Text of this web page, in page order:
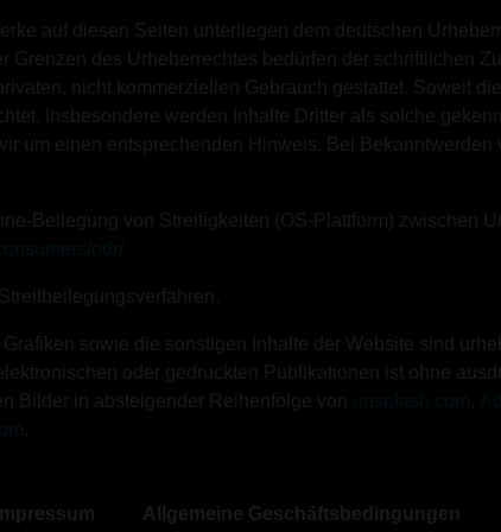
auf diesen Seiten unterliegen dem deutschen
Grenzen des Urheberrechtes bedürfen der schriftlichen
nicht kommerziellen Gebrauch gestattet. Soweit
Insbesondere werden Inhalte Dritter als solche
um einen entsprechenden Hinweis. Bei
Beilegung von Streitigkeiten (OS-Plattform) zwischen
sowie die sonstigen Inhalte der Website sind
oder gedruckten Publikationen ist ohne
Bilder in absteigender Reihenfolge von
,
.
Impressum Allgemeine Geschäftsbedingungen